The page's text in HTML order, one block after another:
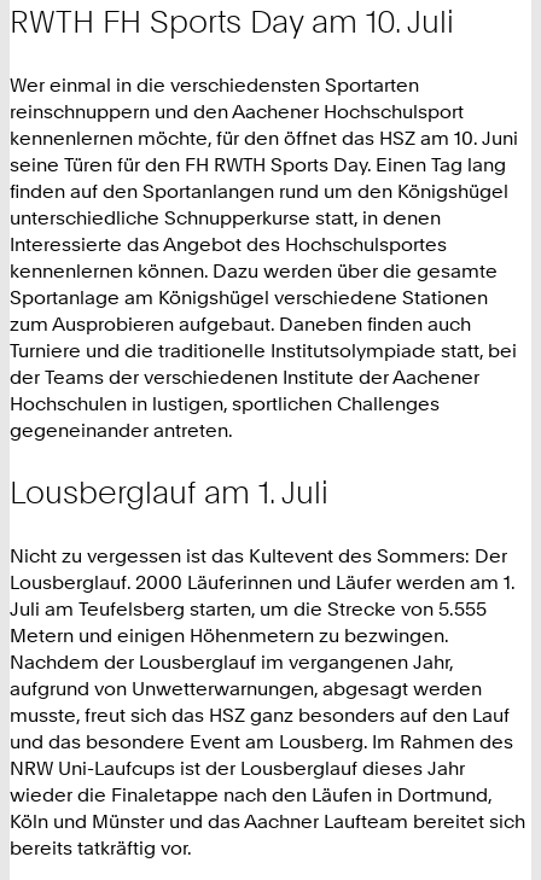
RWTH FH Sports Day am 10. Juli
Wer einmal in die verschiedensten Sportarten
reinschnuppern und den Aachener Hochschulsport
kennenlernen möchte, für den öffnet das HSZ am 10. Juni
seine Türen für den FH RWTH Sports Day. Einen Tag lang
finden auf den Sportanlangen rund um den Königshügel
unterschiedliche Schnupperkurse statt, in denen
Interessierte das Angebot des Hochschulsportes
kennenlernen können. Dazu werden über die gesamte
Sportanlage am Königshügel verschiedene Stationen
zum Ausprobieren aufgebaut. Daneben finden auch
Turniere und die traditionelle Institutsolympiade statt, bei
der Teams der verschiedenen Institute der Aachener
Hochschulen in lustigen, sportlichen Challenges
gegeneinander antreten.
Lousberglauf am 1. Juli
Nicht zu vergessen ist das Kultevent des Sommers: Der
Lousberglauf. 2000 Läuferinnen und Läufer werden am 1.
Juli am Teufelsberg starten, um die Strecke von 5.555
Metern und einigen Höhenmetern zu bezwingen.
Nachdem der Lousberglauf im vergangenen Jahr,
aufgrund von Unwetterwarnungen, abgesagt werden
musste, freut sich das HSZ ganz besonders auf den Lauf
und das besondere Event am Lousberg. Im Rahmen des
NRW Uni-Laufcups ist der Lousberglauf dieses Jahr
wieder die Finaletappe nach den Läufen in Dortmund,
Köln und Münster und das Aachner Laufteam bereitet sich
bereits tatkräftig vor.